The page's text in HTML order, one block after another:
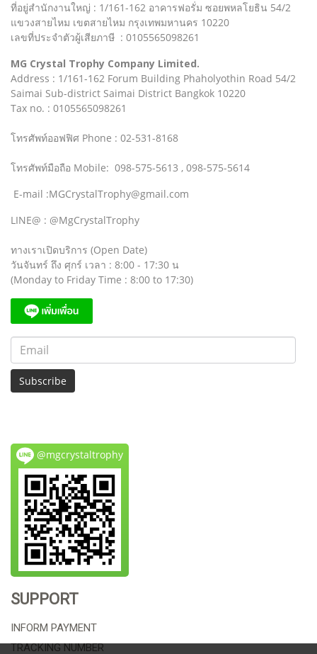
ที่อยู่สำนักงานใหญ่ : 1/161-162 อาคารฟอรั่ม ซอยพหลโยธิน 54/2
แขวงสายไหม เขตสายไหม กรุงเทพมหานคร 10220
เลขที่ประจำตัวผู้เสียภาษี : 0105565098261
MG Crystal Trophy Company Limited.
Address : 1/161-162 Forum Building Phaholyothin Road 54/2
Saimai Sub-district Saimai District Bangkok 10220
Tax no. : 0105565098261
โทรศัพท์ออฟฟิศ Phone : 02-531-8168
โทรศัพท์มือถือ Mobile: 098-575-5613 , 098-575-5614
E-mail :MGCrystalTrophy@gmail.com
LINE@ : @MgCrystalTrophy
ทางเราเปิดบริการ (Open Date)
วันจันทร์ ถึง ศุกร์ เวลา : 8:00 - 17:30 น
(Monday to Friday Time : 8:00 to 17:30)
Subscribe
@mgcrystaltrophy
SUPPORT
INFORM PAYMENT
TRACKING NUMBER